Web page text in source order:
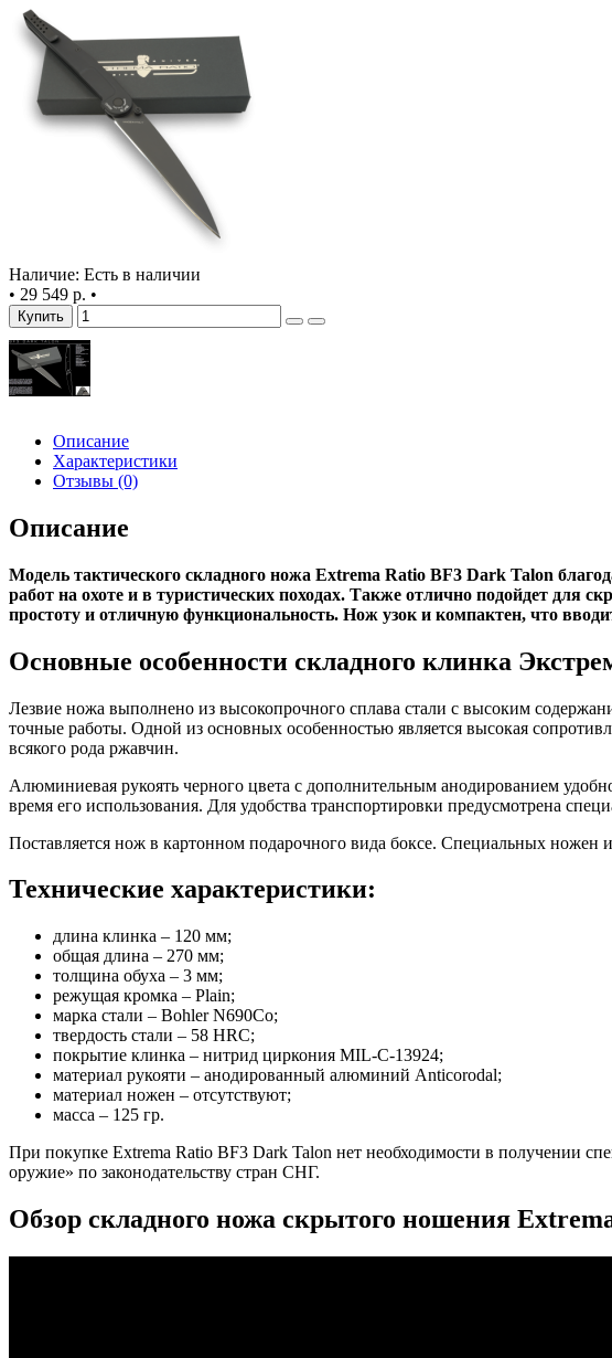
Наличие: Есть в наличии
• 29 549 р. •
Купить
Описание
Характеристики
Отзывы (0)
Описание
Модель тактического складного ножа Extrema Ratio BF3 Dark Talon
работ на охоте и в туристических походах. Также отлично подойдет для
простоту и отличную функциональность. Нож узок и компактен, что
Основные особенности складного клинка
Лезвие ножа выполнено из высокопрочного сплава стали с высоким
точные работы. Одной из основных особенностью является высокая
всякого рода ржавчин.
Алюминиевая рукоять черного цвета с дополнительным анодированием
время его использования. Для удобства транспортировки предусмотрена
Поставляется нож в картонном подарочного вида боксе. Специальных ножен
Технические характеристики:
длина клинка – 120 мм;
общая длина – 270 мм;
толщина обуха – 3 мм;
режущая кромка – Plain;
марка стали – Bohler N690Co;
твердость стали – 58 HRC;
покрытие клинка – нитрид циркония MIL-C-13924;
материал рукояти – анодированный алюминий Anticorodal;
материал ножен – отсутствуют;
масса – 125 гр.
При покупке Extrema Ratio BF3 Dark Talon нет необходимости в получении
оружие» по законодательству стран СНГ.
Обзор складного ножа скрытого ношения